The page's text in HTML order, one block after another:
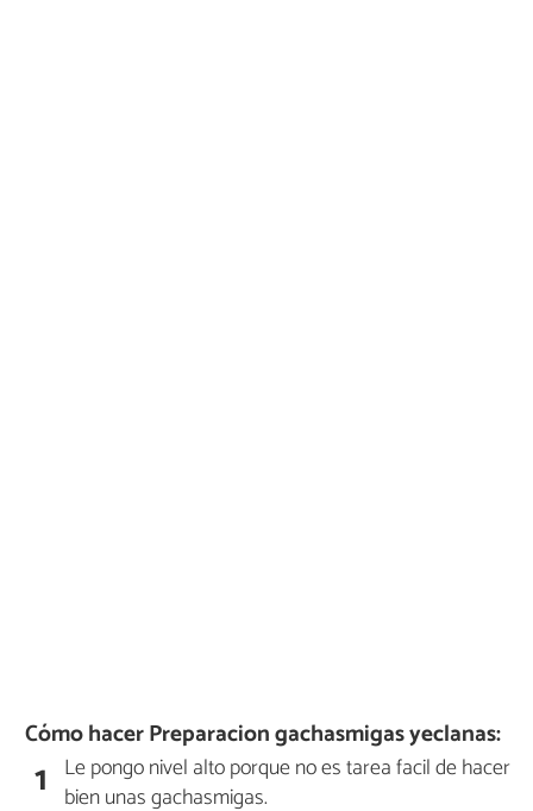
Cómo hacer Preparacion gachasmigas yeclanas:
1 Le pongo nivel alto porque no es tarea facil de hacer
bien unas gachasmigas.